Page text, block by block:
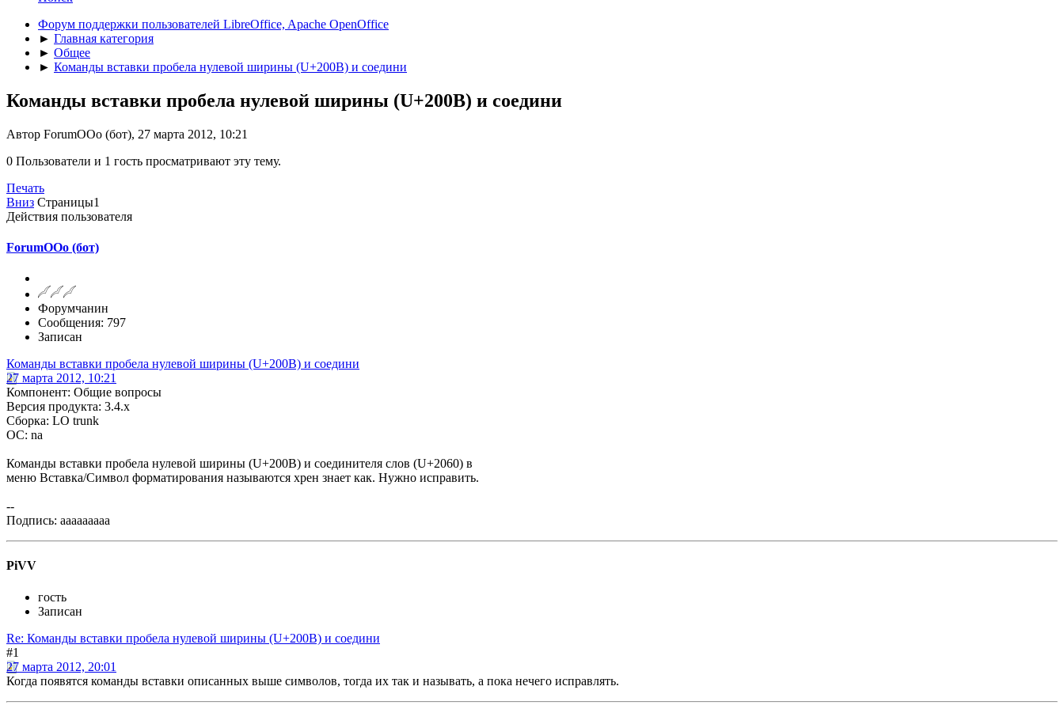
Форум поддержки пользователей LibreOffice, Apache OpenOffice
► Главная категория
► Общее
► Команды вставки пробела нулевой ширины (U+200B) и соедини
Команды вставки пробела нулевой ширины (U+200B) и соедини
Автор ForumOOo (бот), 27 марта 2012, 10:21
0 Пользователи и 1 гость просматривают эту тему.
Печать
Вниз Страницы1
Действия пользователя
ForumOOo (бот)
Форумчанин
Сообщения: 797
Записан
Команды вставки пробела нулевой ширины (U+200B) и соедини
27 марта 2012, 10:21
Компонент: Общие вопросы
Версия продукта: 3.4.x
Сборка: LO trunk
ОС: na
Команды вставки пробела нулевой ширины (U+200B) и соединителя слов (U+2060) в
меню Вставка/Символ форматирования называются хрен знает как. Нужно исправить.
--
Подпись: aaaaaaaaa
PiVV
гость
Записан
Re: Команды вставки пробела нулевой ширины (U+200B) и соедини
#1
27 марта 2012, 20:01
Когда появятся команды вставки описанных выше символов, тогда их так и называть, а пока нечего исправлять.